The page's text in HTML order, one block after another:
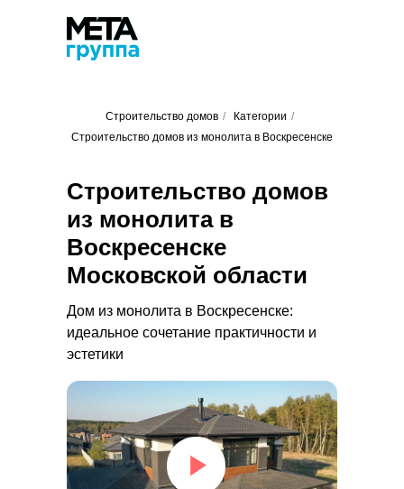
Строительство домов / Категории /
Строительство домов из монолита в Воскресенске
Строительство домов
из монолита в
Воскресенске
Московской области
Дом из монолита в Воскресенске:
идеальное сочетание практичности и
эстетики